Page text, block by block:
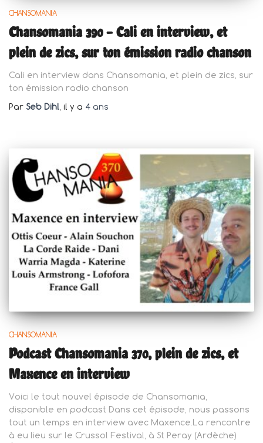
CHANSOMANIA
Chansomania 390 – Cali en interview, et
plein de zics, sur ton émission radio chanson
Cali en interview dans Chansomania, et plein de zics, sur
ton émission radio chanson
Par Seb Dihl , il y a 4 ans
CHANSOMANIA
Podcast Chansomania 370, plein de zics, et
Maxence en interview
Voici le tout nouvel épisode de Chansomania,
disponible en podcast Dans cet épisode, nous passons
tout un temps en interview avec Maxence.La rencontre
à eu lieu sur le Crussol Festival, à St Peray (Ardèche)